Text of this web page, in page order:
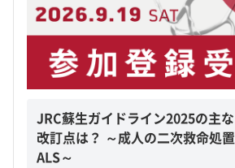
JRC蘇生ガイドライン2025の主な
改訂点は？ ～成人の二次救命処置
ALS～